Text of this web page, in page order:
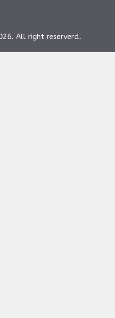
All right reserverd.